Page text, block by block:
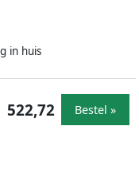
in huis
522,72 Bestel »